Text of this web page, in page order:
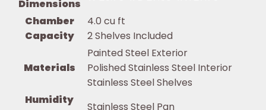
Dimensions
Chamber
Capacity
4.0 cu ft
2 Shelves Included
Materials
Painted Steel Exterior
Polished Stainless Steel Interior
Stainless Steel Shelves
Humidity
Stainless Steel Pan